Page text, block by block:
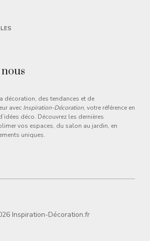
décoration, des tendances et de
avec Inspiration-Décoration, votre référence en
déco. Découvrez les dernières
vos espaces, du salon au jardin, en
uniques.
Inspiration-Décoration.fr